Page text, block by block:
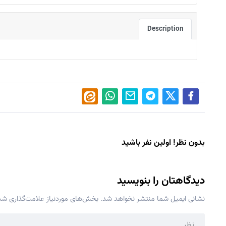
Description
بدون نظر! اولین نفر باشید
دیدگاهتان را بنویسید
نشانی ایمیل شما منتشر نخواهد شد. بخش‌های موردنیاز علامت‌گذاری